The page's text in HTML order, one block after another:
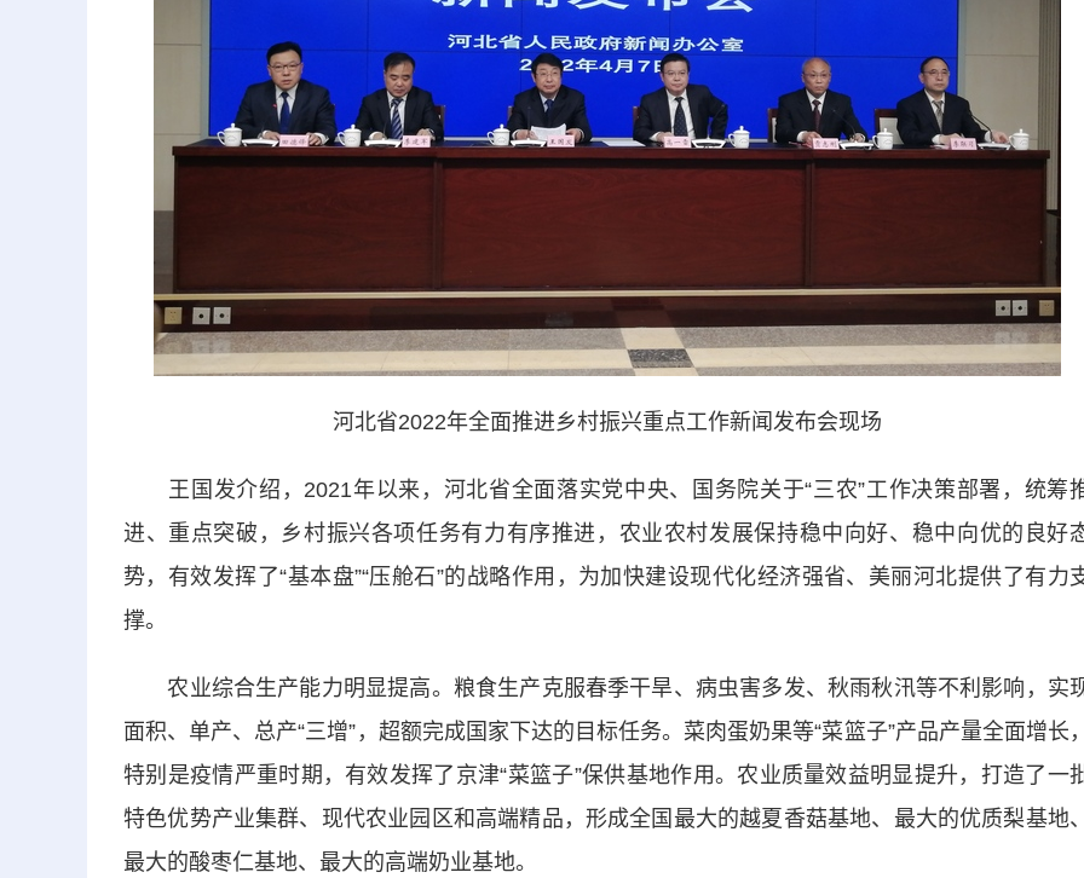
河北省2022年全面推进乡村振兴重点工作新闻发布会现场
王国发介绍，2021年以来，河北省全面落实党中央、国务院关于“三农”工作决策部署，统筹
进、重点突破，乡村振兴各项任务有力有序推进，农业农村发展保持稳中向好、稳中向优的良好
势，有效发挥了“基本盘”“压舱石”的战略作用，为加快建设现代化经济强省、美丽河北提供了有力
撑。
农业综合生产能力明显提高。粮食生产克服春季干旱、病虫害多发、秋雨秋汛等不利影响，实
面积、单产、总产“三增”，超额完成国家下达的目标任务。菜肉蛋奶果等“菜篮子”产品产量全面增长，
特别是疫情严重时期，有效发挥了京津“菜篮子”保供基地作用。农业质量效益明显提升，打造了一
特色优势产业集群、现代农业园区和高端精品，形成全国最大的越夏香菇基地、最大的优质梨基地、
最大的酸枣仁基地、最大的高端奶业基地。